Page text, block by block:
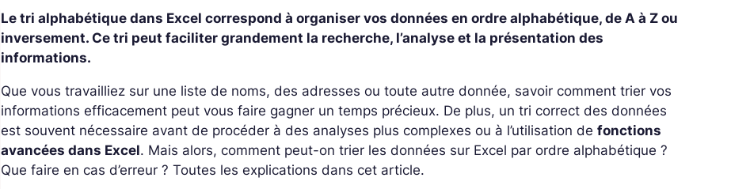
Le tri alphabétique dans Excel correspond à organiser vos données en ordre alphabétique, de A à Z ou
inversement. Ce tri peut faciliter grandement la recherche, l’analyse et la présentation des
informations.
Que vous travailliez sur une liste de noms, des adresses ou toute autre donnée, savoir comment trier vos
informations efficacement peut vous faire gagner un temps précieux. De plus, un tri correct des données
est souvent nécessaire avant de procéder à des analyses plus complexes ou à l’utilisation defonctions
avancées dans Excel. Mais alors, comment peut-on trier les données sur Excel par ordre alphabétique ?
Que faire en cas d’erreur ? Toutes les explications dans cet article.